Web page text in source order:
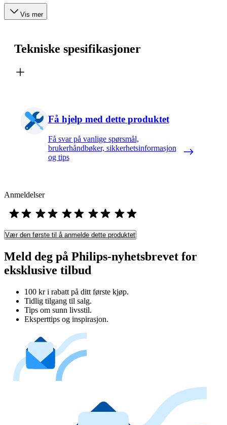
Vis mer
Tekniske spesifikasjoner
Få hjelp med dette produktet
Få svar på vanlige spørsmål,
brukerhåndbøker, sikkerhetsinformasjon
og tips
Anmeldelser
Vær den første til å anmelde dette produktet
Meld deg på Philips-nyhetsbrevet for
eksklusive tilbud
100 kr i rabatt på ditt første kjøp.
Tidlig tilgang til salg.
Tips om sunn livsstil.
Eksperttips og inspirasjon.